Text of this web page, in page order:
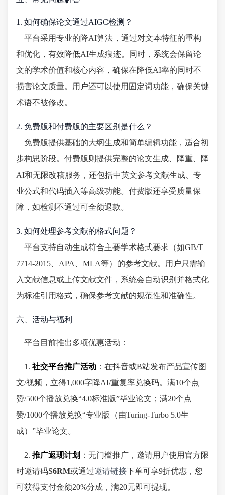
1. 如何确保论文通过AIGC检测？
平台采用专业的降AI算法，通过对文本特征的重构
和优化，有效降低AI生成痕迹。同时，系统会保留论
文的学术价值和核心内容，确保在降低AI率的同时不
损害论文质量。用户还可以使用固定词功能，确保关键
术语不被修改。
2. 免费版和付费版的主要区别是什么？
免费版提供基础的大纲生成和简单编辑功能，适合初
步构思阶段。付费版则提供完整的论文生成、降重、降
AI和无限改稿服务，还包括中英文参考文献生成、专
业公式和代码插入等高级功能。付费版还享受质量保
障，如检测不通过可全额退款。
3. 如何处理参考文献的格式问题？
平台支持自动生成符合主要学术格式要求（如GB/T
7714-2015、APA、MLA等）的参考文献。用户只需输
入文献信息或上传文献文件，系统会自动识别并格式化
为标准引用格式，确保参考文献的规范性和准确性。
六、活动与福利
平台目前推出多项优惠活动：
1. 社交平台推广活动 ：在抖音或B站发布产品宣传图
文/视频，立得1,000字降AI/重复率兑换码。满10个点
赞/500个播放兑换“4.0标准版”毕业论文；满20个点
赞/1000个播放兑换“专业版（由Turing-Turbo 5.0生
成）”毕业论文。
2. 推广返现计划 ：无门槛推广，邀请用户使用官方限
时邀请码S6RM或通过邀请链接下单可享9折优惠，您
可获得支付金额20%分成，满20元即可提现。